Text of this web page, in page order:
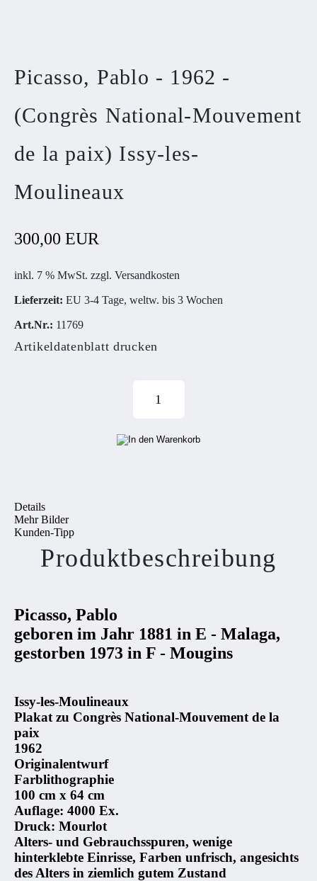
Picasso, Pablo - 1962 -
(Congrès National-Mouvement
de la paix) Issy-les-
Moulineaux
300,00 EUR
inkl. 7 % MwSt. zzgl. Versandkosten
Lieferzeit: EU 3-4 Tage, weltw. bis 3 Wochen
Art.Nr.: 11769
Artikeldatenblatt drucken
Details
Mehr Bilder
Kunden-Tipp
Produktbeschreibung
Picasso, Pablo
geboren im Jahr 1881 in E - Malaga,
gestorben 1973 in F - Mougins
Issy-les-Moulineaux
Plakat zu Congrès National-Mouvement de la
paix
1962
Originalentwurf
Farblithographie
100 cm x 64 cm
Auflage: 4000 Ex.
Druck: Mourlot
Alters- und Gebrauchsspuren, wenige
hinterklebte Einrisse, Farben unfrisch, angesichts
des Alters in ziemlich gutem Zustand